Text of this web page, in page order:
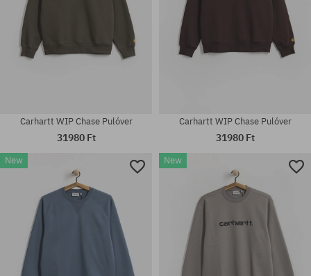
Elérhető méretek:
Elérhető méretek:
Carhartt WIP Chase Pulóver
31980 Ft
Carhartt WIP Chase Pulóver
31980 Ft
New New